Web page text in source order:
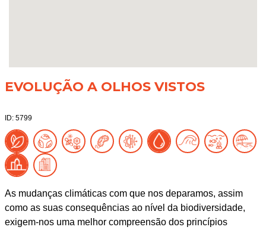
EVOLUÇÃO A OLHOS VISTOS
ID: 5799
As mudanças climáticas com que nos deparamos, assim
como as suas consequências ao nível da biodiversidade,
exigem-nos uma melhor compreensão dos princípios